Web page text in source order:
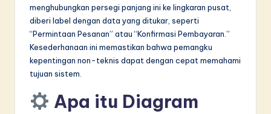
menghubungkan persegi panjang ini ke lingkaran pusat,
diberi label dengan data yang ditukar, seperti
“Permintaan Pesanan” atau “Konfirmasi Pembayaran.”
Kesederhanaan ini memastikan bahwa pemangku
kepentingan non-teknis dapat dengan cepat memahami
tujuan sistem.
Apa itu Diagram